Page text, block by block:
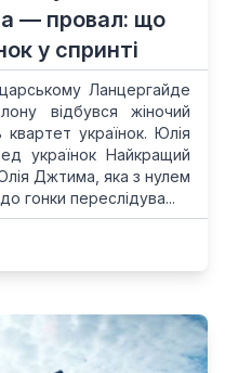
— провал: що
у спринті
Ланцергайде
відбувся жіночий
українок. Юлія
українок Найкращий
Джтима, яка з нулем
гонки переслідува...